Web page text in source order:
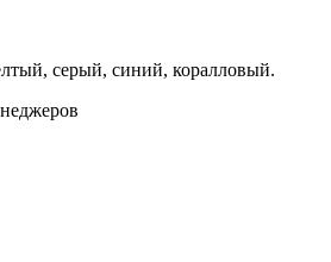
серый, синий, коралловый.